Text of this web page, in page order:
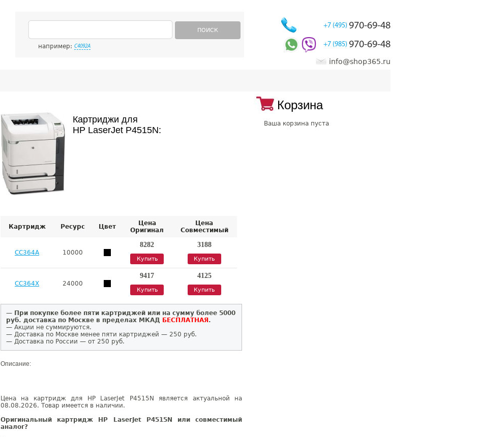
ПОИСК
например: C4092A
+7 (495) 970-69-48
+7 (985) 970-69-48
info@shop365.ru
Картриджи для
HP LaserJet P4515N:
Картридж Ресурс Цвет
Цена
Оригинал
Цена
Совместимый
CC364A 10000
8282
Купить
3188
Купить
CC364X 24000
9417
Купить
4125
Купить
— При покупке более пяти картриджей или на сумму более 5000
руб. доставка по Москве в пределах МКАД БЕСПЛАТНАЯ .
— Акции не суммируются.
— Доставка по Москве менее пяти картриджей — 250 руб.
— Доставка по России — от 250 руб.
Описание:
Цена на картридж для HP LaserJet P4515N является актуальной на
08.08.2026. Товар имеется в наличии.
Оригинальный картридж HP LaserJet P4515N или совместимый
аналог?
Корзина
Ваша корзина пуста